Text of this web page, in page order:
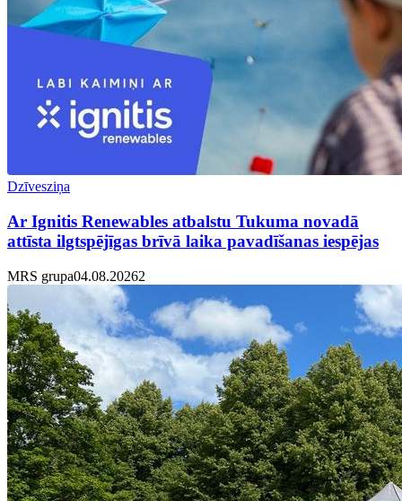
Dzīvesziņa
Ar Ignitis Renewables atbalstu Tukuma novadā
attīsta ilgtspējīgas brīvā laika pavadīšanas iespējas
MRS grupa04.08.20262